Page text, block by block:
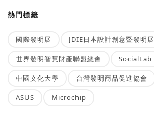
熱門標籤
國際發明展 JDIE日本設計創意暨發明展
世界發明智慧財產聯盟總會 SocialLab
中國文化大學 台灣發明商品促進協會
ASUS Microchip